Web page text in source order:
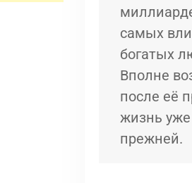
самых
богатых
Вполне
после её
жизнь уже
прежней.